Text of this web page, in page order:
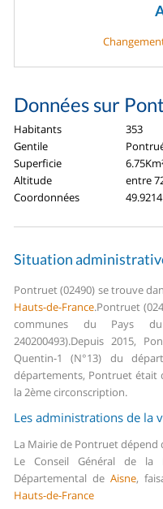
Données sur
Habitants
353
Gentile
Superficie
Altitude
entre
Coordonnées
Situation
Pontruet (02490) se trouve
Hauts-de-France.Pontruet
communes du Pays
240200493).Depuis 2015,
Quentin-1 (N°13) du
départements, Pontruet était
la 2ème circonscription.
Les administrations de la
La Mairie de Pontruet
Le Conseil Général de
Départemental deAisne,
Hauts-de-France